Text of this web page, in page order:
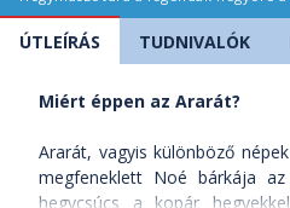
ÚTLEÍRÁS TUDNIVALÓK
Miért éppen az Ararát?
Ararát, vagyis különböző
megfeneklett Noé bárkája
hegycsúcs a kopár